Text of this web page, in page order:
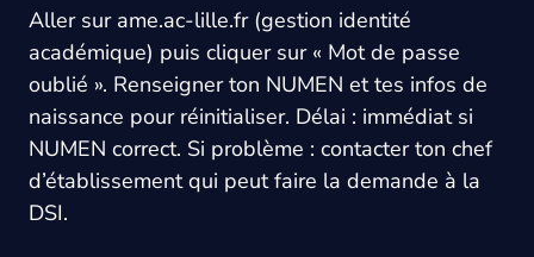
Aller sur ame.ac-lille.fr (gestion identité
académique) puis cliquer sur « Mot de passe
oublié ». Renseigner ton NUMEN et tes infos de
naissance pour réinitialiser. Délai : immédiat si
NUMEN correct. Si problème : contacter ton chef
d’établissement qui peut faire la demande à la
DSI.